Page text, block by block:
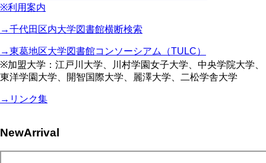
※利用案内
→千代田区内大学図書館横断検索
→東葛地区大学図書館コンソーシアム（TULC）
※加盟大学：江戸川大学、川村学園女子大学、中央学院大学、
東洋学園大学、開智国際大学、麗澤大学、二松学舎大学
→リンク集
NewArrival